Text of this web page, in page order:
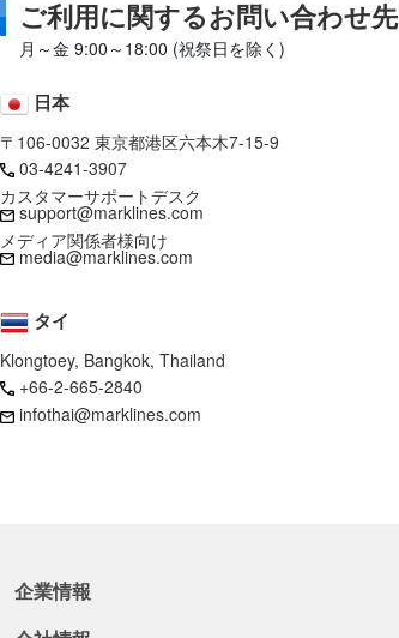
ご利用に関するお問い合わせ先
月～金 9:00～18:00 (祝祭日を除く)
日本
〒106-0032 東京都港区六本木7-15-9
03-4241-3907
カスタマーサポートデスク
support@marklines.com
メディア関係者様向け
media@marklines.com
タイ
Klongtoey, Bangkok, Thailand
+66-2-665-2840
infothai@marklines.com
企業情報